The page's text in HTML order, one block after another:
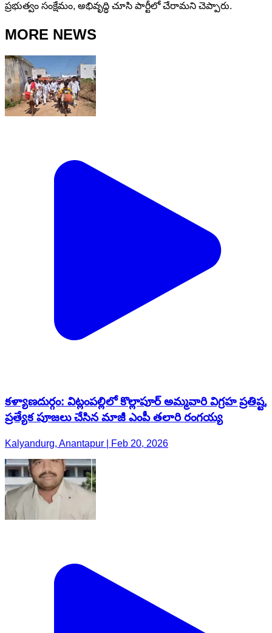
ప్రభుత్వం సంక్షేమం, అభివృద్ధి చూసి పార్టీలో చేరామని చెప్పారు.
MORE NEWS
కళ్యాణదుర్గం: విట్లంపల్లిలో కొల్లాపూర్ అమ్మవారి విగ్రహ ప్రతిష్ట,
ప్రత్యేక పూజలు చేసిన మాజీ ఎంపీ తలారి రంగయ్య
Kalyandurg, Anantapur | Feb 20, 2026